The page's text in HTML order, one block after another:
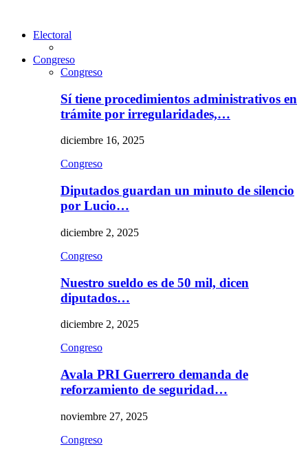
Electoral
Congreso
Congreso
Sí tiene procedimientos administrativos en
trámite por irregularidades,…
diciembre 16, 2025
Congreso
Diputados guardan un minuto de silencio
por Lucio…
diciembre 2, 2025
Congreso
Nuestro sueldo es de 50 mil, dicen
diputados…
diciembre 2, 2025
Congreso
Avala PRI Guerrero demanda de
reforzamiento de seguridad…
noviembre 27, 2025
Congreso